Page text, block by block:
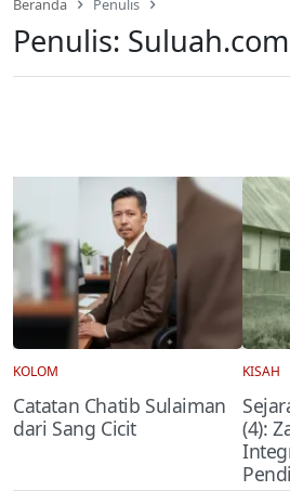
Beranda Penulis
Penulis: Suluah.com
KOLOM
Catatan Chatib Sulaiman
dari Sang Cicit
KISAH
(4):